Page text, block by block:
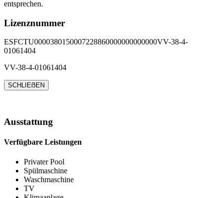
entsprechen.
Lizenznummer
ESFCTU0000380150007228860000000000000VV-38-4-
01061404
VV-38-4-01061404
SCHLIEẞEN
Ausstattung
Verfügbare Leistungen
Privater Pool
Spülmaschine
Waschmaschine
TV